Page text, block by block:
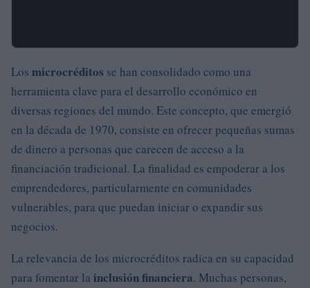
Los microcréditos se han consolidado como una
herramienta clave para el desarrollo económico en
diversas regiones del mundo. Este concepto, que emergió
en la década de 1970, consiste en ofrecer pequeñas sumas
de dinero a personas que carecen de acceso a la
financiación tradicional. La finalidad es empoderar a los
emprendedores, particularmente en comunidades
vulnerables, para que puedan iniciar o expandir sus
negocios.
La relevancia de los microcréditos radica en su capacidad
para fomentar la inclusión financiera. Muchas personas,